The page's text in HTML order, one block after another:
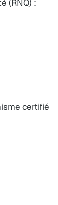
(RNQ) :
certifié